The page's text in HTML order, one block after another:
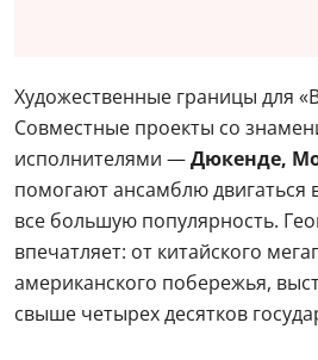
Художественные границы для
Совместные проекты со
исполнителями —Дюкенде,
помогают ансамблю двигаться
все большую популярность.
впечатляет: от китайского
американского побережья,
свыше четырех десятков